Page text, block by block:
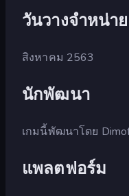
วันวางจำหน่าย
สิงหาคม 2563
นักพัฒนา
เกมนี้พัฒนาโดย
แพลตฟอร์ม